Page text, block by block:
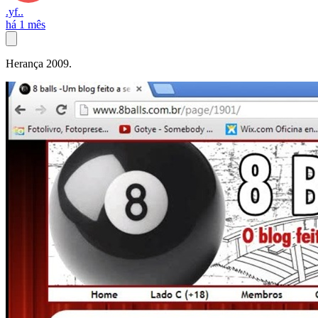
.yf..
há 1 mês
Herança 2009.